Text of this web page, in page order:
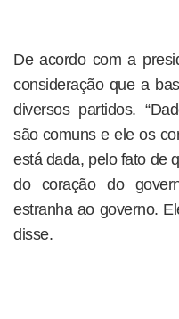
De acordo com a
consideração que a
diversos partidos.
são comuns e ele os
está dada, pelo fato de
do coração do
estranha ao governo.
disse.